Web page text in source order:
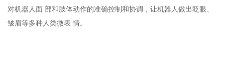
对机器人面 部和肢体动作的准确控制和协调，让机器人做出眨眼、
皱眉等多种人类微表 情。